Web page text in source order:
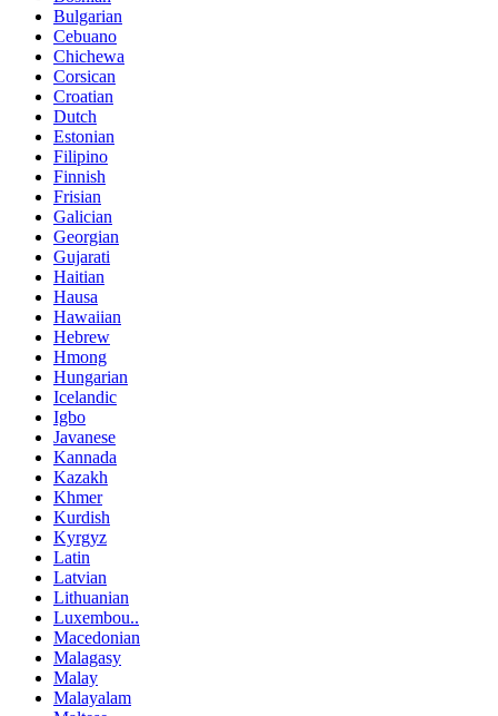
Bulgarian
Cebuano
Chichewa
Corsican
Croatian
Dutch
Estonian
Filipino
Finnish
Frisian
Galician
Georgian
Gujarati
Haitian
Hausa
Hawaiian
Hebrew
Hmong
Hungarian
Icelandic
Igbo
Javanese
Kannada
Kazakh
Khmer
Kurdish
Kyrgyz
Latin
Latvian
Lithuanian
Luxembou..
Macedonian
Malagasy
Malay
Malayalam